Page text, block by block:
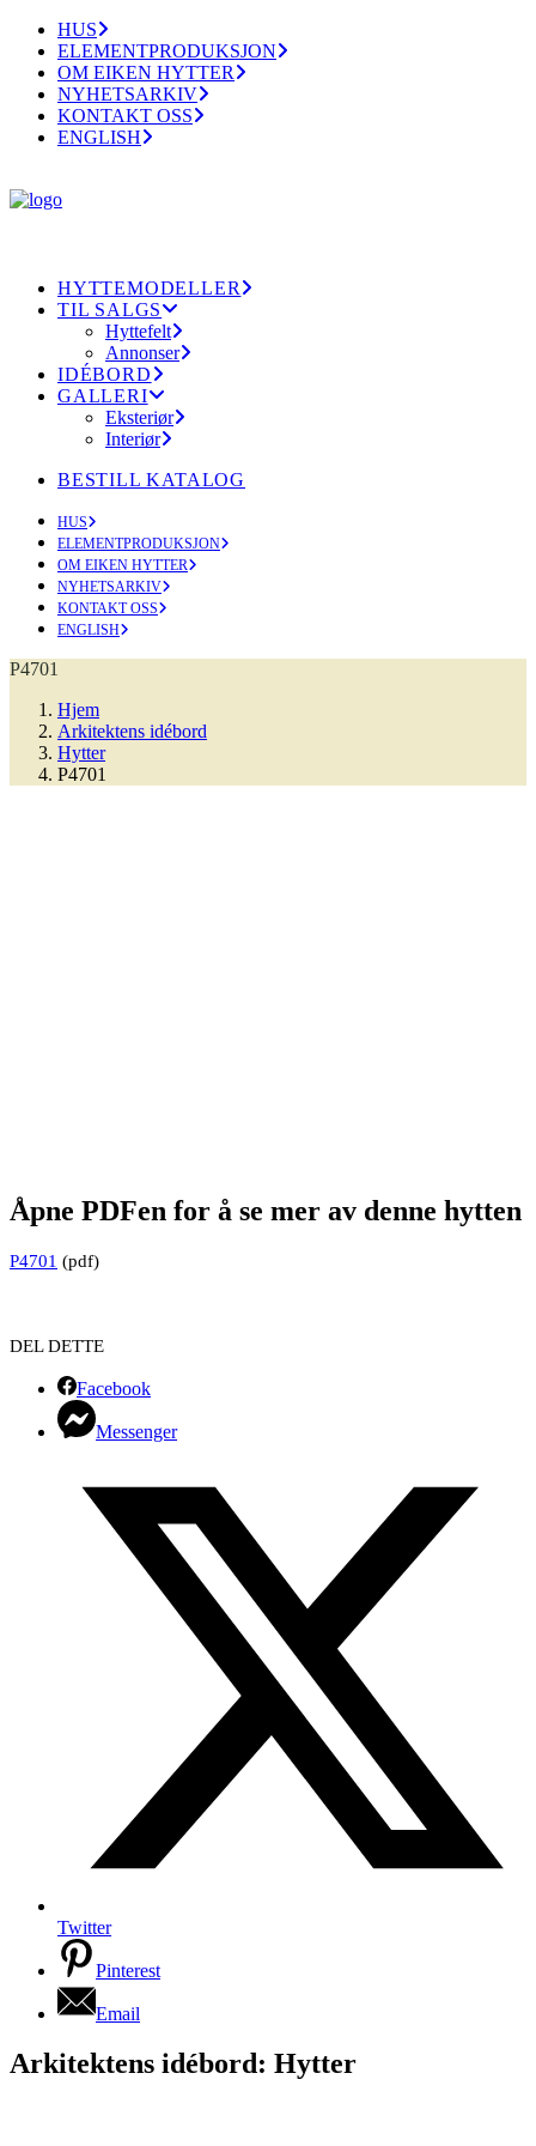
HUS
ELEMENTPRODUKSJON
OM EIKEN HYTTER
NYHETSARKIV
KONTAKT OSS
ENGLISH
HYTTEMODELLER
TIL SALGS
Hyttefelt
Annonser
IDÉBORD
GALLERI
Eksteriør
Interiør
BESTILL KATALOG
HUS
ELEMENTPRODUKSJON
OM EIKEN HYTTER
NYHETSARKIV
KONTAKT OSS
ENGLISH
P4701
Hjem
Arkitektens idébord
Hytter
P4701
Åpne PDFen for å se mer av denne hytten
P4701 (pdf)
DEL DETTE
Facebook
Messenger
Twitter
Pinterest
Email
Arkitektens idébord: Hytter